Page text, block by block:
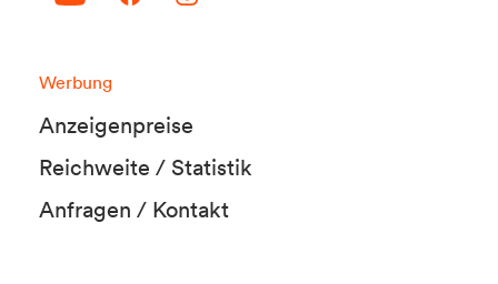
Werbung
Anzeigenpreise
Reichweite / Statistik
Anfragen / Kontakt